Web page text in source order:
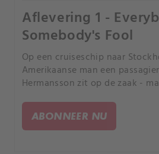
Aflevering 1 -
Somebody's Fool
Op een cruiseschip naar
Amerikaanse man een
Hermansson zit op de zaak -
ABONNEER NU